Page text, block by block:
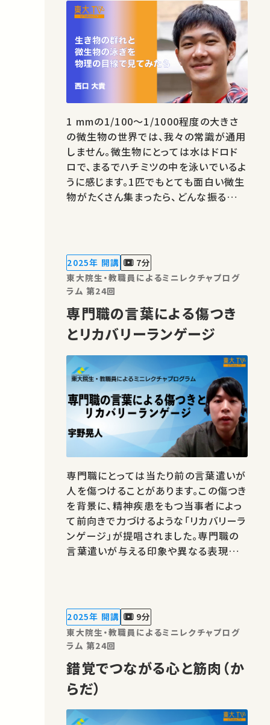
1 mmの1/100～1/1000程度の大きさ
の微生物の世界では、我々の常識が通用
しません。微生物にとっては水はドロド
ロで、まるでハチミツの中を泳いでいるよ
うに感じます。1匹でもとても面白い微生
物がたくさん集まったら、どんな振る舞い
高校生と大学生のための金曜特別講座
★あなたのシェアが、ほかの誰か…
2025年 開講
7分
東大院生・教職員によるミニレクチャプログ
ラム 第24回
専門職の言葉による傷つき
とリカバリーランゲージ
専門職にとっては当たり前の言葉遣いが
人を傷つけることがあります。この傷つき
を背景に、精神疾患をもつ当事者によっ
て前向きで力づけるような「リカバリーラ
ンゲージ」が提唱されました。専門職の
言葉遣いが与える印象や異なる表現の
に入りの講義・講演があればSNSなどで
シェアをお願いします。 運…
2025年 開講
9分
東大院生・教職員によるミニレクチャプログ
ラム 第24回
錯覚でつながる心と筋肉（か
らだ）